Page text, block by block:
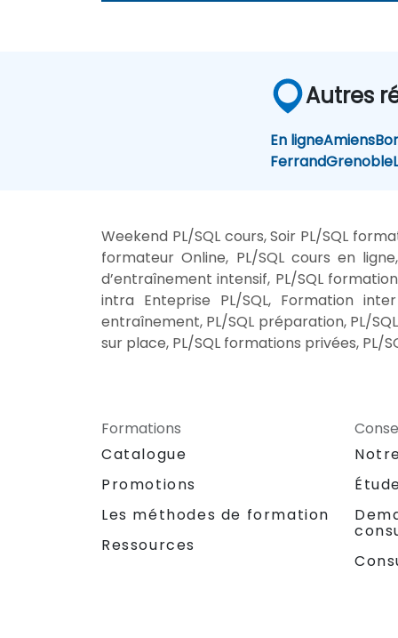
Autres
En ligneAmiens
FerrandGrenoble
Weekend PL/SQL cours, Soir PL/SQL
formateur Online, PL/SQL cours en
d’entraînement intensif, PL/SQL
intra Enteprise PL/SQL, Formation
entraînement, PL/SQL préparation, PL/
sur place, PL/SQL formations privées, PL/
Formations
Catalogue
Promotions
Les méthodes de formation
Ressources